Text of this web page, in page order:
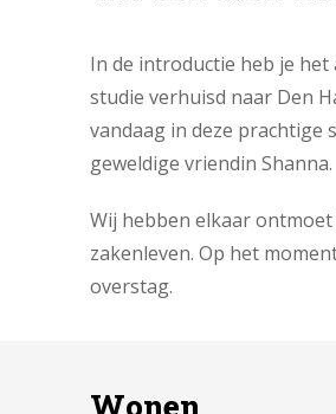
In de introductie heb je
studie verhuisd naar Den
vandaag in deze prachtige
geweldige vriendin Shanna.
Wij hebben elkaar
zakenleven. Op het
overstag.
Wonen